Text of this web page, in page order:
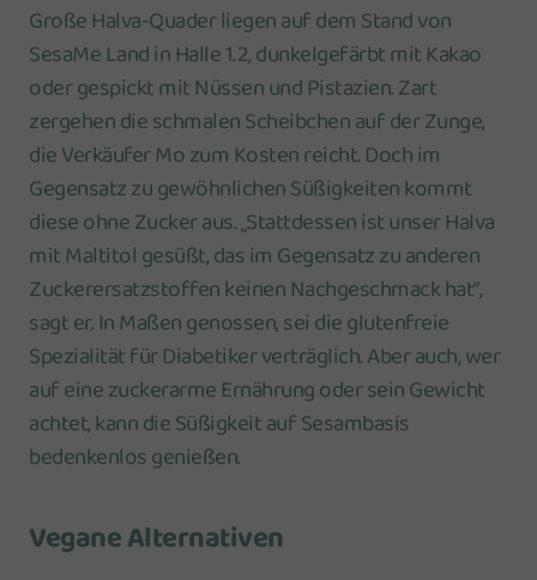
Große Halva-Quader liegen auf dem Stand von
SesaMe Land in Halle 1.2, dunkelgefärbt mit Kakao
oder gespickt mit Nüssen und Pistazien. Zart
zergehen die schmalen Scheibchen auf der Zunge,
die Verkäufer Mo zum Kosten reicht. Doch im
Gegensatz zu gewöhnlichen Süßigkeiten kommt
diese ohne Zucker aus. „Stattdessen ist unser Halva
mit Maltitol gesüßt, das im Gegensatz zu anderen
Zuckerersatzstoffen keinen Nachgeschmack hat“,
sagt er. In Maßen genossen, sei die glutenfreie
Spezialität für Diabetiker verträglich. Aber auch, wer
auf eine zuckerarme Ernährung oder sein Gewicht
achtet, kann die Süßigkeit auf Sesambasis
bedenkenlos genießen.
Vegane Alternativen